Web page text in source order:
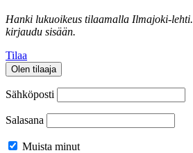
Hanki lukuoikeus tilaamalla Ilmajoki-lehti.
kirjaudu sisään.
Tilaa
Olen tilaaja
Sähköposti
Salasana
Muista minut